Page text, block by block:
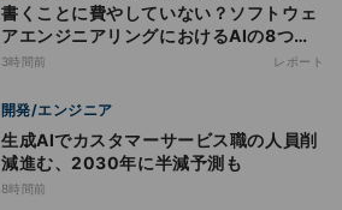
書くことに費やしていない？ソフトウェ
アエンジニアリングにおけるAIの8つの
神話への賛否
3時間前 レポート
開発/エンジニア
生成AIでカスタマーサービス職の人員削
減進む、2030年に半減予測も
8時間前